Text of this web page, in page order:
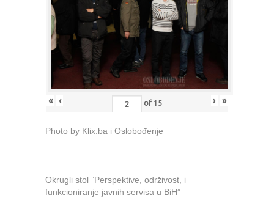
« ‹ of 15 › »
Photo by Klix.ba i Oslobođenje
Okrugli stol ”Perspektive, održivost, i
funkcioniranje javnih servisa u BiH”